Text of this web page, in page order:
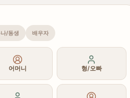
/동생 배우자
어머니 형/오빠